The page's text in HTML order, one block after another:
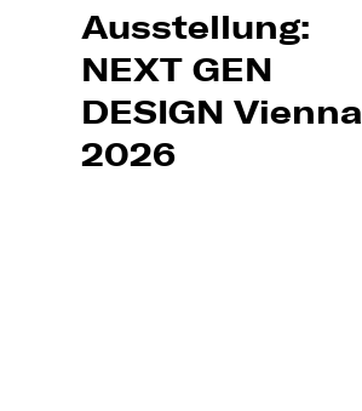
Ausstellung:
NEXT GEN
DESIGN Vienna
2026